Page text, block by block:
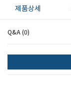
제품상세
Q&A (0)